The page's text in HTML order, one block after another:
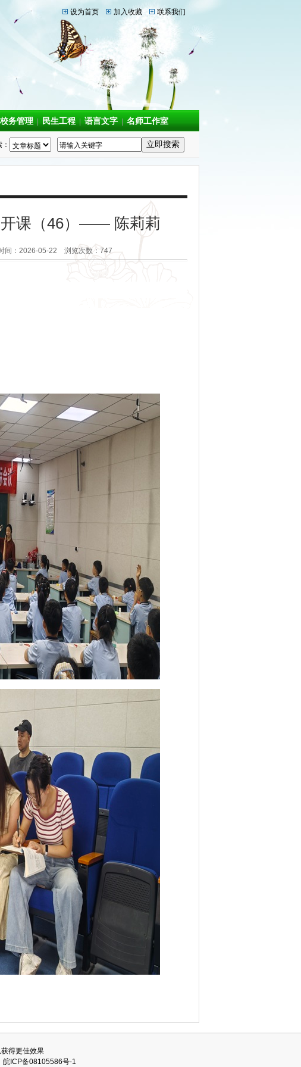
设为首页 加入收藏 联系我们
校务管理 民生工程 语言文字 名师工作室
开课（46）—— 陈莉莉
间：2026-05-22 浏览次数：747
得更佳效果
皖ICP备08105586号-1